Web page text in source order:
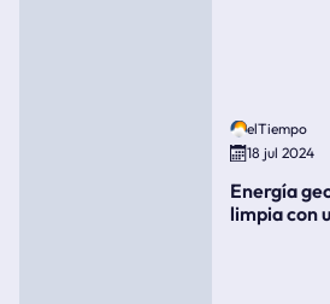
elTiempo
18 jul 2024
Energía
limpia con